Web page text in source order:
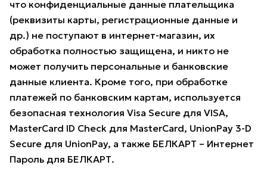
что конфиденциальные данные плательщика
(реквизиты карты, регистрационные данные и
др.) не поступают в интернет-магазин, их
обработка полностью защищена, и никто не
может получить персональные и банковские
данные клиента. Кроме того, при обработке
платежей по банковским картам, используется
безопасная технология Visa Secure для VISA,
MasterCard ID Check для MasterCard, UnionPay 3-D
Secure для UnionPay, а также БЕЛКАРТ – Интернет
Пароль для БЕЛКАРТ.